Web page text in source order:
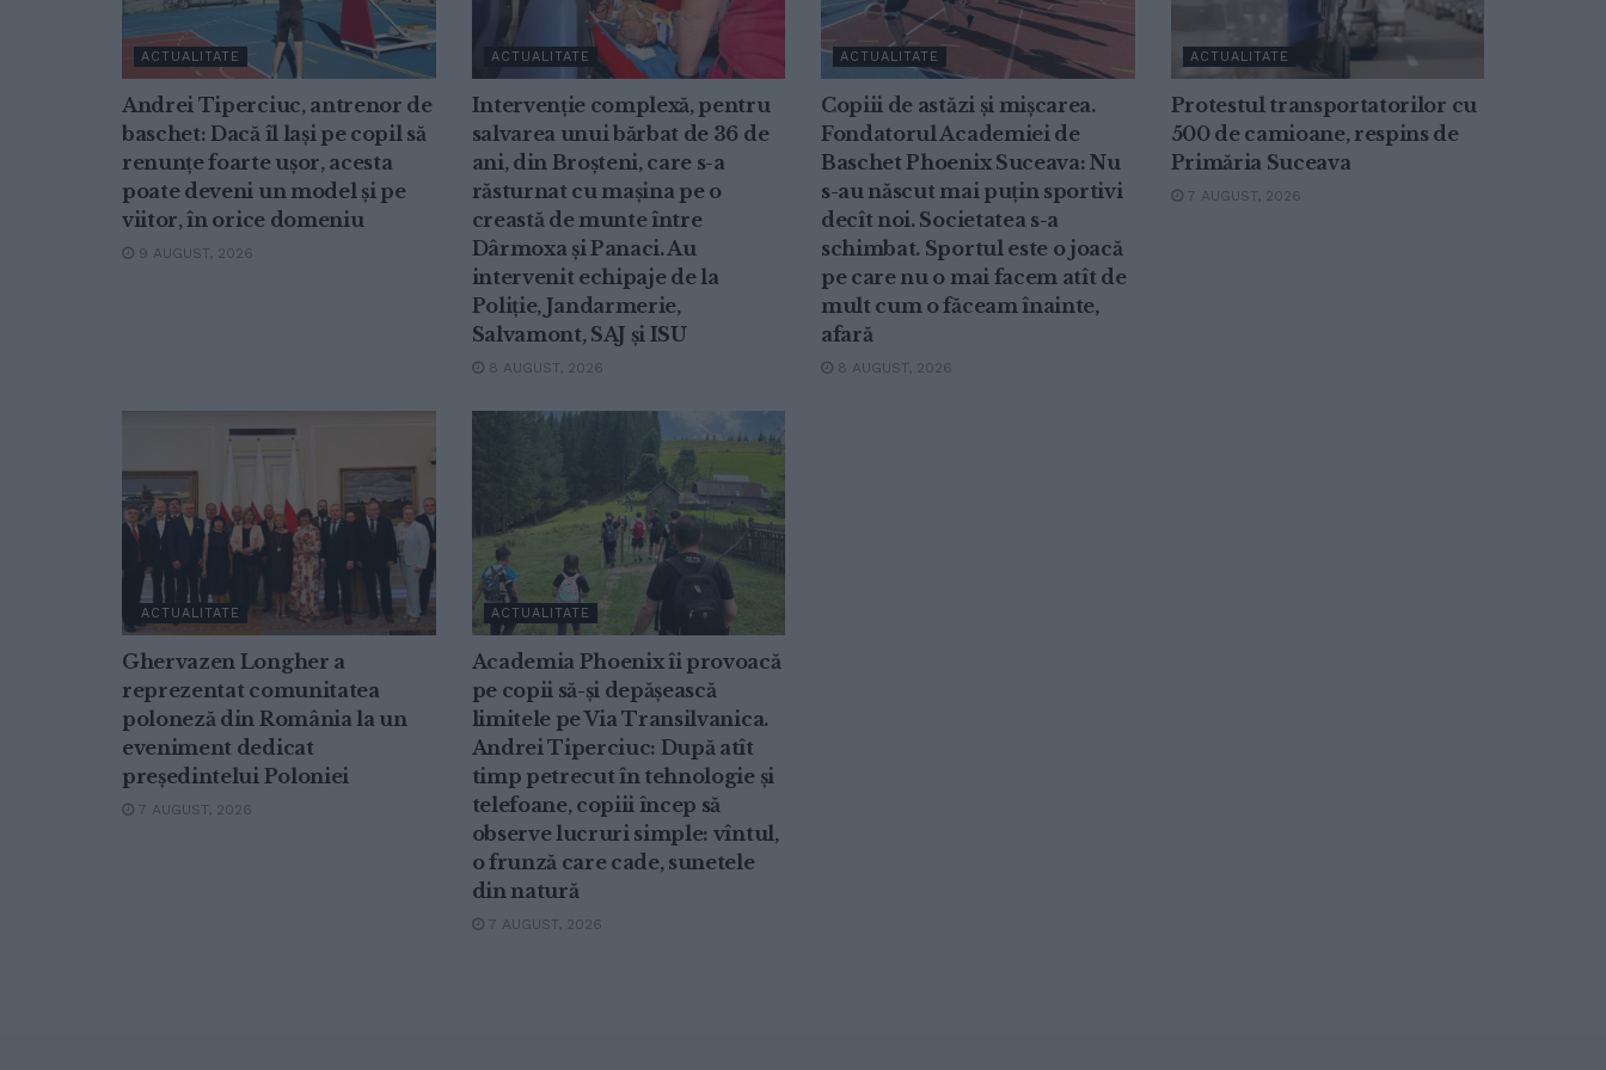
ACTUALITATE
Andrei Tiperciuc, antrenor de
baschet: Dacă îl lași pe copil să
renunțe foarte ușor, acesta
poate deveni un model și pe
viitor, în orice domeniu
9 AUGUST, 2026
ACTUALITATE
Intervenție complexă, pentru
salvarea unui bărbat de 36 de
ani, din Broșteni, care s-a
răsturnat cu mașina pe o
creastă de munte între
Dârmoxa și Panaci. Au
intervenit echipaje de la
Poliție, Jandarmerie,
Salvamont, SAJ și ISU
8 AUGUST, 2026
ACTUALITATE
Copiii de astăzi și mișcarea.
Fondatorul Academiei de
Baschet Phoenix Suceava: Nu
s-au născut mai puțin sportivi
decît noi. Societatea s-a
schimbat. Sportul este o joacă
pe care nu o mai facem atît de
mult cum o făceam înainte,
afară
8 AUGUST, 2026
ACTUALITATE
Protestul transportatorilor cu
500 de camioane, respins de
Primăria Suceava
7 AUGUST, 2026
ACTUALITATE
Ghervazen Longher a
reprezentat comunitatea
poloneză din România la un
eveniment dedicat
președintelui Poloniei
7 AUGUST, 2026
ACTUALITATE
Academia Phoenix îi provoacă
pe copii să-și depășească
limitele pe Via Transilvanica.
Andrei Tiperciuc: După atît
timp petrecut în tehnologie și
telefoane, copiii încep să
observe lucruri simple: vîntul,
o frunză care cade, sunetele
din natură
7 AUGUST, 2026